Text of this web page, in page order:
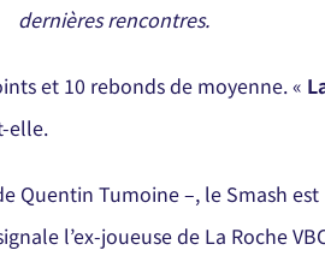
dernières rencontres.
et 10 rebonds de moyenne. «
elle.
Quentin Tumoine –, le Smash est
l’ex-joueuse de La Roche